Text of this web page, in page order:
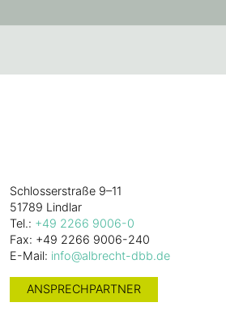
Schlosserstraße 9–11
51789 Lindlar
Tel.: +49 2266 9006-0
Fax: +49 2266 9006-240
E-Mail: info@albrecht-dbb.de
ANSPRECHPARTNER